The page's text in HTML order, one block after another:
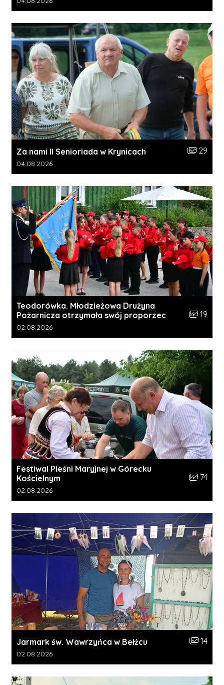
Za nami II Senioriada w Krynicach Liczba
29
Data dodania galerii:
04.08.2026
Teodorówka. Młodzieżowa Drużyna
Pożarnicza otrzymała swój proporzec
Liczba
19
Data dodania galerii:
02.08.2026
Festiwal Pieśni Maryjnej w Górecku
Kościelnym
Liczba
74
Data dodania galerii:
02.08.2026
Jarmark św. Wawrzyńca w Bełżcu Liczba
14
Data dodania galerii:
02.08.2026